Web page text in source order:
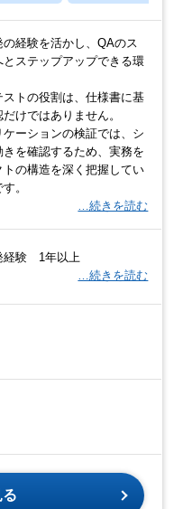
の経験を活かし、QAのス
ステップアップできる環
ストの役割は、仕様書に基
けではありません。
ケーションの検証では、シ
きを確認するため、実務を
の構造を深く把握してい
。
…続きを読む
経験 1年以上
…続きを読む